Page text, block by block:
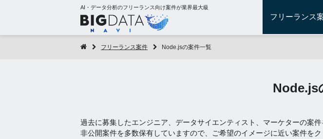
AI・データ分析のフリーランス向け案件が業界最大級
フリーランス
フリーランス案件 Node.jsの案件一覧
Node.js
過去に募集したエンジニア、データサイエンティスト、マーケターの案件
非公開案件を多数保有していますので、ご希望のイメージに近い案件を